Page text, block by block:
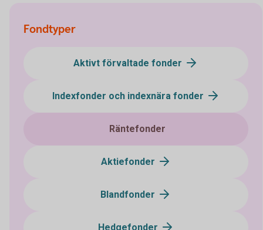
Fondtyper
Aktivt förvaltade fonder
Indexfonder och indexnära fonder
Räntefonder
Aktiefonder
Blandfonder
Hedgefonder